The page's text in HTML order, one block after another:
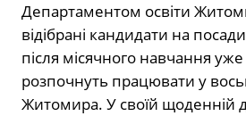
Департаментом освіти
відібрані кандидати на посади
після місячного навчання уже
розпочнуть працювати у
Житомира. У своїй щоденній